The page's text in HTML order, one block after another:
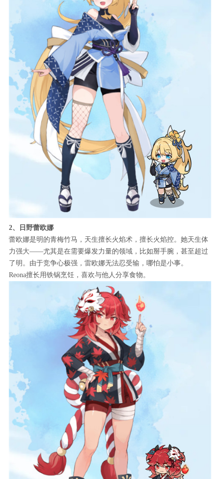
2、日野蕾欧娜
蕾欧娜是明的青梅竹马，天生擅长火焰术，擅长火焰控。她天生体
力强大——尤其是在需要爆发力量的领域，比如掰手腕，甚至超过
了明。由于竞争心极强，雷欧娜无法忍受输，哪怕是小事。
Reona擅长用铁锅烹饪，喜欢与他人分享食物。